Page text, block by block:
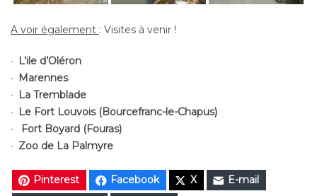
A voir également : Visites à venir !
L’ile d’Oléron
Marennes
La Tremblade
Le Fort Louvois (Bourcefranc-le-Chapus)
Fort Boyard (Fouras)
Zoo de La Palmyre
Pinterest Facebook X
E-mail